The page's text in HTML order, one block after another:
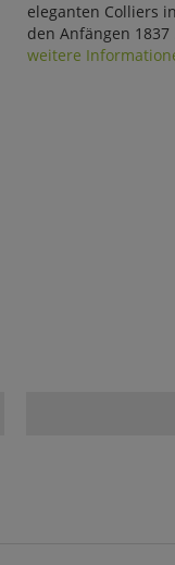
eleganten Colliers
den Anfängen 1837
weitere